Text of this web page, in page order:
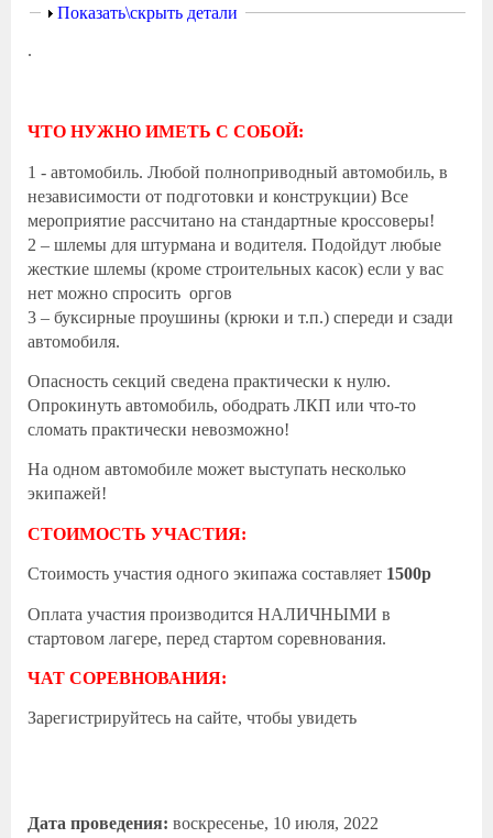
Показать
Показать\скрыть детали
.
ЧТО НУЖНО ИМЕТЬ С СОБОЙ:
1 - автомобиль. Любой полноприводный автомобиль, в
независимости от подготовки и конструкции) Все
мероприятие рассчитано на стандартные кроссоверы!
2 – шлемы для штурмана и водителя. Подойдут любые
жесткие шлемы (кроме строительных касок) если у вас
нет можно спросить оргов
3 – буксирные проушины (крюки и т.п.) спереди и сзади
автомобиля.
Опасность секций сведена практически к нулю.
Опрокинуть автомобиль, ободрать ЛКП или что-то
сломать практически невозможно!
На одном автомобиле может выступать несколько
экипажей!
СТОИМОСТЬ УЧАСТИЯ:
Стоимость участия одного экипажа составляет 1500р
Оплата участия производится НАЛИЧНЫМИ в
стартовом лагере, перед стартом соревнования.
ЧАТ СОРЕВНОВАНИЯ:
Зарегистрируйтесь на сайте, чтобы увидеть
Дата проведения: воскресенье, 10 июля, 2022